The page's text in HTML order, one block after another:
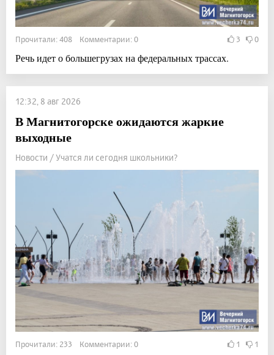
Прочитали: 408 Комментарии: 0 3 0
Речь идет о большегрузах на федеральных трассах.
12:32, 8 авг 2026
В Магнитогорске ожидаются жаркие
выходные
Новости / Учатся ли сегодня школьники?
Прочитали: 233 Комментарии: 0 1 1